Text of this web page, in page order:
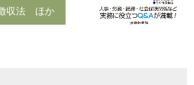
収法 ほか